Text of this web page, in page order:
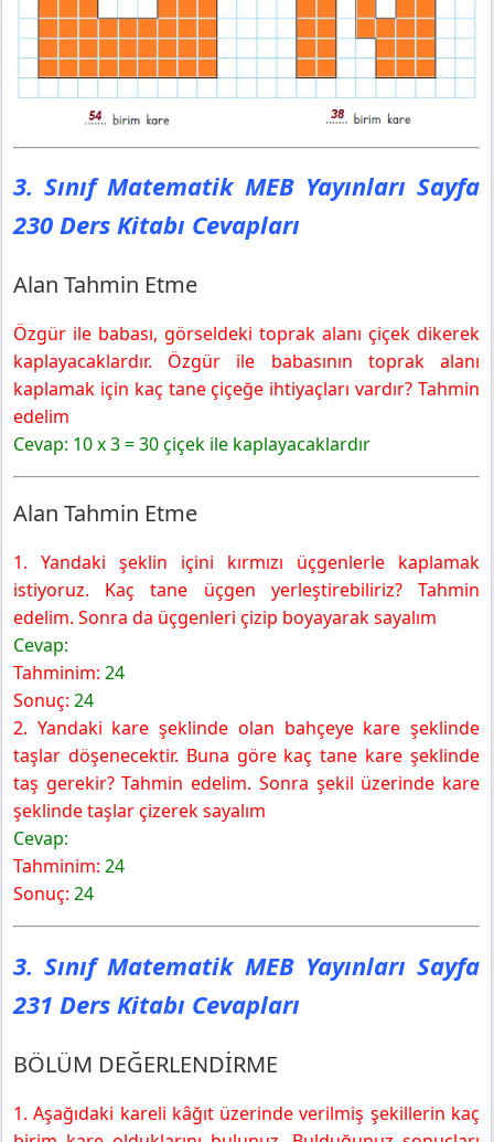
3. Sınıf Matematik MEB Yayınları Sayfa
230 Ders Kitabı Cevapları
Alan Tahmin Etme
Özgür ile babası, görseldeki toprak alanı çiçek dikerek
kaplayacaklardır. Özgür ile babasının toprak alanı
kaplamak için kaç tane çiçeğe ihtiyaçları vardır? Tahmin
edelim
Cevap: 10 x 3 = 30 çiçek ile kaplayacaklardır
Alan Tahmin Etme
1. Yandaki şeklin içini kırmızı üçgenlerle kaplamak
istiyoruz. Kaç tane üçgen yerleştirebiliriz? Tahmin
edelim. Sonra da üçgenleri çizip boyayarak sayalım
Cevap:
Tahminim: 24
Sonuç: 24
2. Yandaki kare şeklinde olan bahçeye kare şeklinde
taşlar döşenecektir. Buna göre kaç tane kare şeklinde
taş gerekir? Tahmin edelim. Sonra şekil üzerinde kare
şeklinde taşlar çizerek sayalım
Cevap:
Tahminim: 24
Sonuç: 24
3. Sınıf Matematik MEB Yayınları Sayfa
231 Ders Kitabı Cevapları
BÖLÜM DEĞERLENDİRME
1. Aşağıdaki kareli kâğıt üzerinde verilmiş şekillerin kaç